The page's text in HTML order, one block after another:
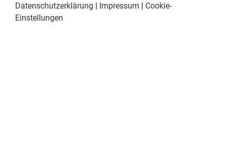
Datenschutzerklärung | Impressum | Cookie-
Einstellungen